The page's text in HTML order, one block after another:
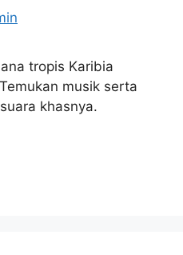
tropis Karibia
musik serta
khasnya.